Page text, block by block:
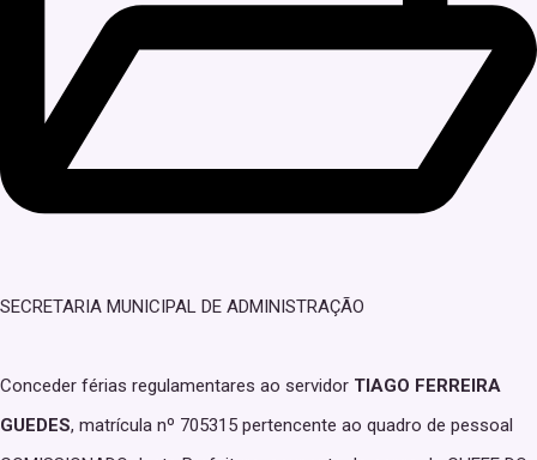
SECRETARIA MUNICIPAL DE ADMINISTRAÇÃO
Conceder férias regulamentares ao servidor TIAGO FERREIRA
GUEDES, matrícula nº 705315 pertencente ao quadro de pessoal